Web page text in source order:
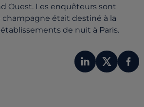
Ouest. Les enquêteurs sont
champagne était destiné à la
de nuit à Paris.